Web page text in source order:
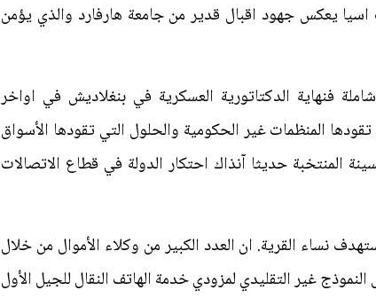
اسيا يعكس جهود اقبال قدير من جامعة هارفارد والذي يؤمن
فنهاية الدكتاتورية العسكرية في بنغلاديش في اواخر
المنظمات غير الحكومية والحلول التي تقودها الأسواق
حديثا آنذاك احتكار الدولة في قطاع الاتصالات
نساء القرية. ان العدد الكبير من وكلاء الأموال من خلال
غير التقليدي لمزودي خدمة الهاتف النقال للجيل الأول